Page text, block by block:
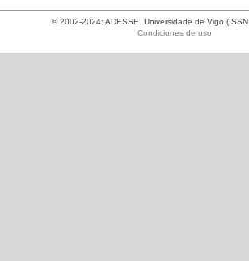
© 2002-2024: ADESSE. Universidade de Vigo
Condiciones de uso